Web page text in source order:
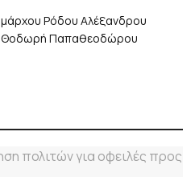
Ρόδου Αλέξανδρου
Θοδωρή Παπαθεοδώρου